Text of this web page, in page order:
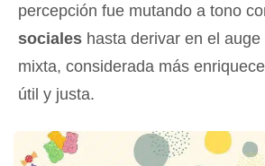
percepción fue mutando a tono
sociales hasta derivar en el
mixta, considerada más
útil y justa.